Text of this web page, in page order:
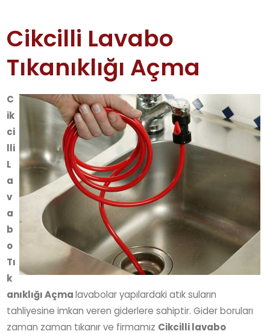
Cikcilli Lavabo
Tıkanıklığı Açma
C
ik
ci
lli
L
a
v
a
b
o
Tı
k
anıklığı Açmalavabolar yapılardaki atık suların
tahliyesine imkan veren giderlere sahiptir. Gider boruları
zaman zaman tıkanır ve firmamız Cikcilli lavabo